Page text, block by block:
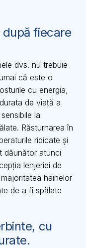
fiecare
dvs. nu trebuie
că este o
cu energia,
de viață a
la
Răsturnarea în
ridicate și
dăunător atunci
lenjeriei de
hainelor
de a fi spălate
cu